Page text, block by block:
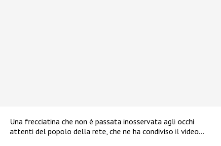
Una frecciatina che non è passata inosservata agli occhi
attenti del popolo della rete, che ne ha condiviso il video…